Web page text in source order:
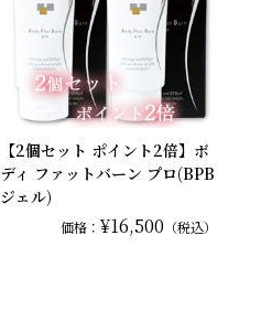
【2個セット ポイント2倍】ボ
ディ ファットバーン プロ(BPB
ジェル)
価格： ¥16,500 （税込）